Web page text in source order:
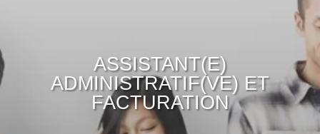
ASSISTANT(E)
ADMINISTRATIF(VE) ET
FACTURATION